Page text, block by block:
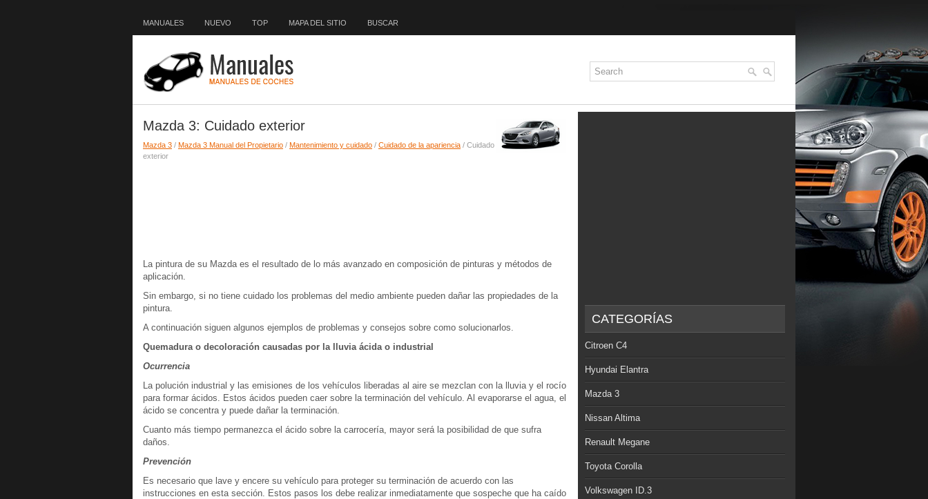
MANUALES NUEVO TOP MAPA DEL SITIO BUSCAR
Mazda 3: Cuidado exterior
Mazda 3 / Mazda 3 Manual del Propietario / Mantenimiento y cuidado / Cuidado de la apariencia / Cuidado
exterior
La pintura de su Mazda es el resultado de lo más avanzado en composición de pinturas y métodos de
aplicación.
Sin embargo, si no tiene cuidado los problemas del medio ambiente pueden dañar las propiedades de la
pintura.
A continuación siguen algunos ejemplos de problemas y consejos sobre como solucionarlos.
Quemadura o decoloración causadas por la lluvia ácida o industrial
Ocurrencia
La polución industrial y las emisiones de los vehículos liberadas al aire se mezclan con la lluvia y el rocío
para formar ácidos. Estos ácidos pueden caer sobre la terminación del vehículo. Al evaporarse el agua, el
ácido se concentra y puede dañar la terminación.
Cuanto más tiempo permanezca el ácido sobre la carrocería, mayor será la posibilidad de que sufra
daños.
Prevención
Es necesario que lave y encere su vehículo para proteger su terminación de acuerdo con las
instrucciones en esta sección. Estos pasos los debe realizar inmediatamente que sospeche que ha caído
CATEGORÍAS
Citroen C4
Hyundai Elantra
Mazda 3
Nissan Altima
Renault Megane
Toyota Corolla
Volkswagen ID.3